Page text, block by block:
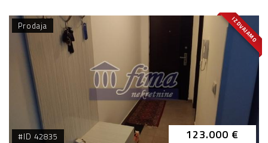
IZDVAJAMO
#ID 42835
Prodaja
123.000 €